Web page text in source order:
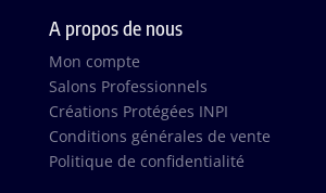
A propos de nous
Mon compte
Salons Professionnels
Créations Protégées INPI
Conditions générales de vente
Politique de confidentialité